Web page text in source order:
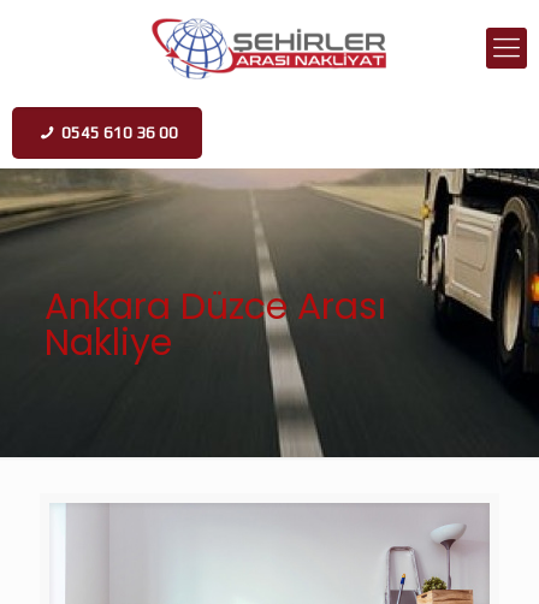
0545 610 36 00
Ankara Düzce Arası
Nakliye